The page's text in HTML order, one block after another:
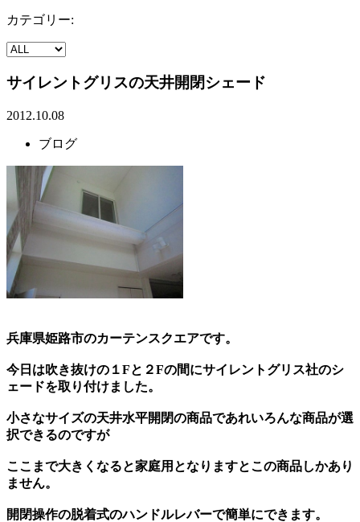
カテゴリー:
サイレントグリスの天井開閉シェード
2012.10.08
ブログ
兵庫県姫路市のカーテンスクエアです。
今日は吹き抜けの１Fと２Fの間にサイレントグリス社のシ
ェードを取り付けました。
小さなサイズの天井水平開閉の商品であれいろんな商品が選
択できるのですが
ここまで大きくなると家庭用となりますとこの商品しかあり
ません。
開閉操作の脱着式のハンドルレバーで簡単にできます。